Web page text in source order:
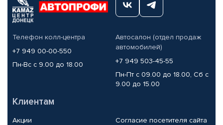
Телефон колл-центра
+7 949 00-00-550
Пн-Вс с 9.00 до 18.00
Автосалон (отдел продаж
автомобилей)
+7 949 503-45-55
Пн-Пт с 09.00 до 18.00, Сб с
9.00 до 15.00
Клиентам
Акции
Согласие посетителя сайта